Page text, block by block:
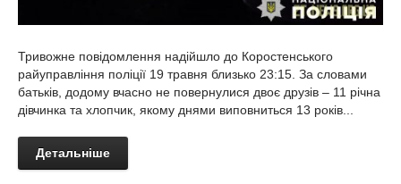
Тривожне повідомлення надійшло до Коростенського
райуправління поліції 19 травня близько 23:15. За словами
батьків, додому вчасно не повернулися двоє друзів – 11 річна
дівчинка та хлопчик, якому днями виповниться 13 років...
Детальніше